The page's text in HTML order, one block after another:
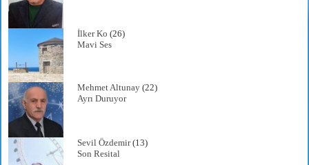
İlker Ko (26)
Mavi Ses
Mehmet Altunay (22)
Ayrı Duruyor
Sevil Özdemir(13)
Son Resital